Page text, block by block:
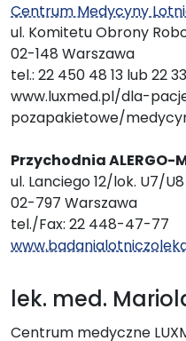
Centrum Medycyny
ul. Komitetu Obrony
02-148 Warszawa
tel.: 22 450 48 13 lub 22
www.luxmed.pl/dla-
pozapakietowe/
Przychodnia ALERGO-
ul. Lanciego 12/lok. U7/U8
02-797 Warszawa
tel./Fax: 22 448-47-77
lek. med.
Centrum medyczne